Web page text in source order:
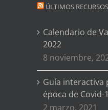
ÚLTIMOS
Calendario de
2022
8 noviembre,
Guía interactiva
época de Covid-
2 marzo, 2021